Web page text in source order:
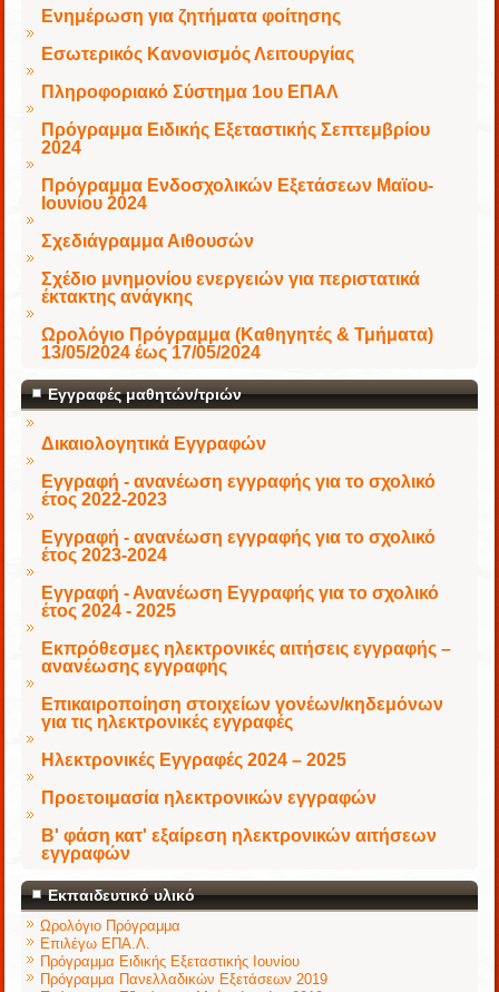
Ενημέρωση για ζητήματα φοίτησης
Εσωτερικός Κανονισμός Λειτουργίας
Πληροφοριακό Σύστημα 1ου ΕΠΑΛ
Πρόγραμμα Ειδικής Εξεταστικής Σεπτεμβρίου
2024
Πρόγραμμα Ενδοσχολικών Εξετάσεων Μαϊου-
Ιουνίου 2024
Σχεδιάγραμμα Αιθουσών
Σχέδιο μνημονίου ενεργειών για περιστατικά
έκτακτης ανάγκης
Ωρολόγιο Πρόγραμμα (Καθηγητές & Τμήματα)
13/05/2024 έως 17/05/2024
Εγγραφές μαθητών/τριών
Δικαιολογητικά Εγγραφών
Εγγραφή - ανανέωση εγγραφής για το σχολικό
έτος 2022-2023
Εγγραφή - ανανέωση εγγραφής για το σχολικό
έτος 2023-2024
Εγγραφή - Ανανέωση Εγγραφής για το σχολικό
έτος 2024 - 2025
Εκπρόθεσμες ηλεκτρονικές αιτήσεις εγγραφής –
ανανέωσης εγγραφής
Επικαιροποίηση στοιχείων γονέων/κηδεμόνων
για τις ηλεκτρονικές εγγραφές
Ηλεκτρονικές Εγγραφές 2024 – 2025
Προετοιμασία ηλεκτρονικών εγγραφών
Β' φάση κατ' εξαίρεση ηλεκτρονικών αιτήσεων
εγγραφών
Εκπαιδευτικό υλικό
Ωρολόγιο Πρόγραμμα
Επιλέγω ΕΠΑ.Λ.
Πρόγραμμα Ειδικής Εξεταστικής Ιουνίου
Πρόγραμμα Πανελλαδικών Εξετάσεων 2019